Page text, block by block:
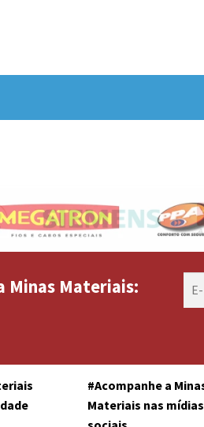
Minas Materiais:
#Acompanhe a
Materiais nas mídias